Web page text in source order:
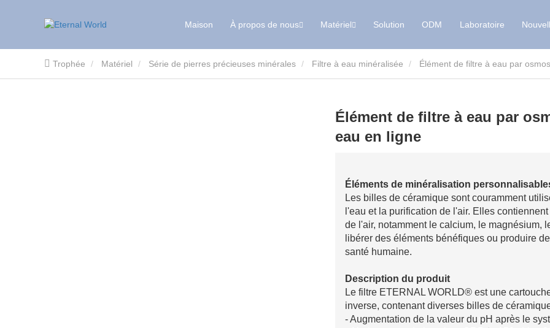
Maison À propos de nous Matériel Solution ODM Laboratoire
Trophée Matériel Série de pierres précieuses minérales Filtre à eau minéralisée Élément de filtre à eau par
Élément de filtre à eau par
eau en ligne
Éléments de minéralisation
Les billes de céramique sont couramment
l'eau et la purification de l'air. Elles
de l'air, notamment le calcium, le magnésium,
libérer des éléments bénéfiques ou produire
santé humaine.
Description du produit
Le filtre ETERNAL WORLD® est une
inverse, contenant diverses billes de
- Augmentation de la valeur du pH après le